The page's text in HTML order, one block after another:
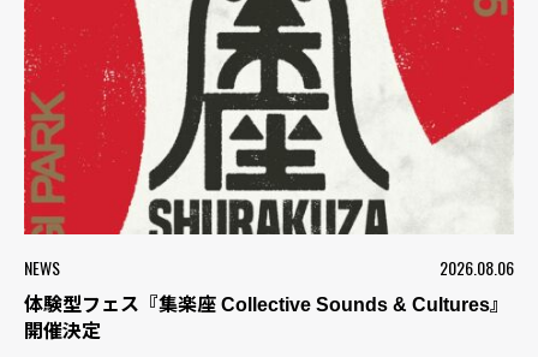
NEWS 2026.08.06
体験型フェス『集楽座 Collective Sounds & Cultures』
開催決定